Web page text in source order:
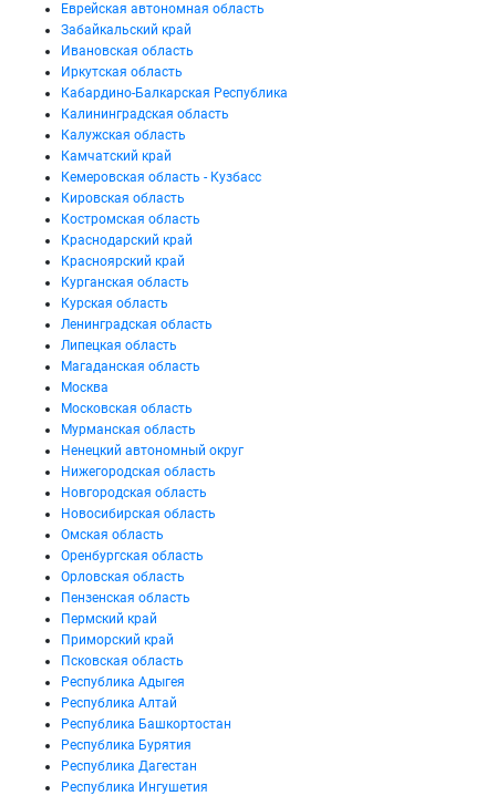
Еврейская автономная область
Забайкальский край
Ивановская область
Иркутская область
Кабардино-Балкарская Республика
Калининградская область
Калужская область
Камчатский край
Кемеровская область - Кузбасс
Кировская область
Костромская область
Краснодарский край
Красноярский край
Курганская область
Курская область
Ленинградская область
Липецкая область
Магаданская область
Москва
Московская область
Мурманская область
Ненецкий автономный округ
Нижегородская область
Новгородская область
Новосибирская область
Омская область
Оренбургская область
Орловская область
Пензенская область
Пермский край
Приморский край
Псковская область
Республика Адыгея
Республика Алтай
Республика Башкортостан
Республика Бурятия
Республика Дагестан
Республика Ингушетия